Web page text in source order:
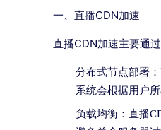
一、直播CDN加速
直播CDN加速主要通
分布式节点部署
系统会根据用户
负载均衡：直播